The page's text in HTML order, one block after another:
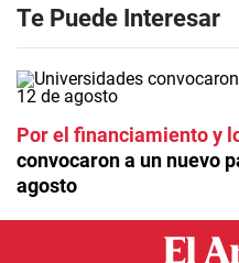
Te Puede Interesar
Por el financiamiento y
convocaron a un nuevo
agosto